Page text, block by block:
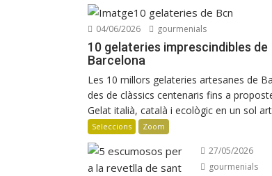
Verema al Penedès: vi, cava i
gastronomia
Manuel Raventós Negra Magnum
04/06/2026 gourmenials
10 gelateries imprescindibles de
Barcelona
Les 10 millors gelateries artesanes de
des de clàssics centenaris fins a
Gelat italià, català i ecològic en un sol
Seleccions Zoom
27/05/2026
gourmenials